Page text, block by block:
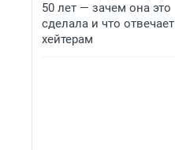
50 лет — зачем она это
сделала и что отвечает
хейтерам